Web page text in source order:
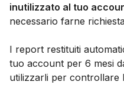
inutilizzato al tuo
necessario farne
I report restituiti
tuo account per 6 mesi
utilizzarli per controllare